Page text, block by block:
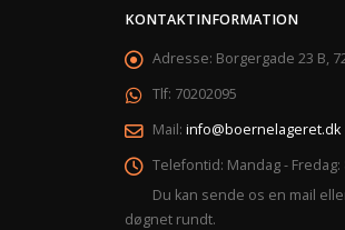
KONTAKTINFORMATION
Adresse: Borgergade 23 B,
Tlf: 70202095
Mail: info@boernelageret.dk
Telefontid: Mandag - Fredag:
Du kan sende os en mail
døgnet rundt.